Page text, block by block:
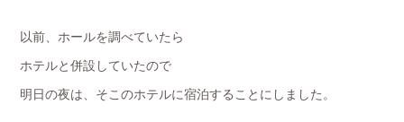
以前、ホールを調べていたら
ホテルと併設していたので
明日の夜は、そこのホテルに宿泊することにしました。